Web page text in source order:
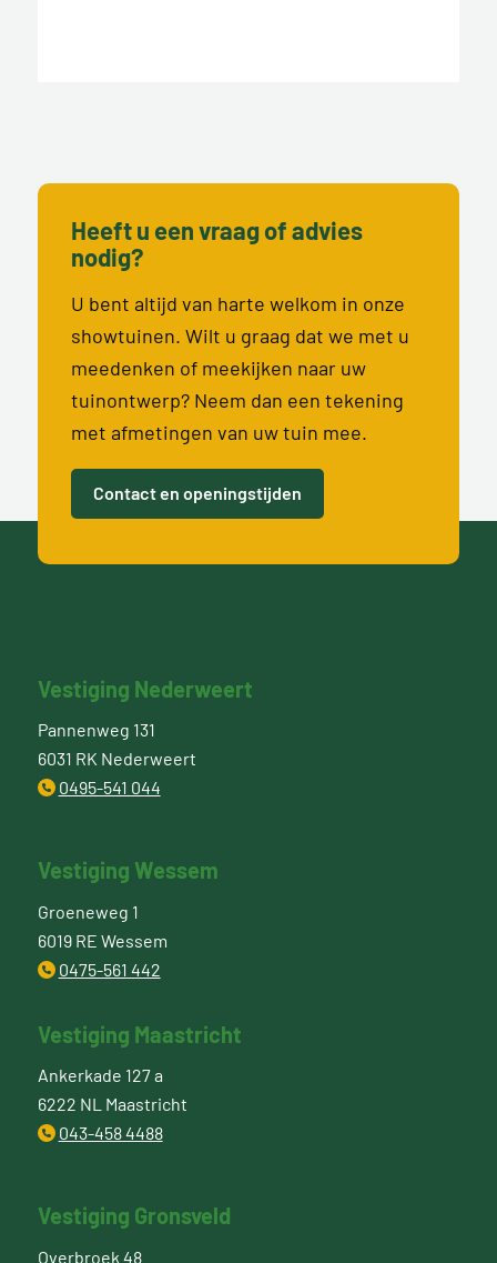
Heeft u een vraag of advies
nodig?
U bent altijd van harte welkom in onze
showtuinen. Wilt u graag dat we met u
meedenken of meekijken naar uw
tuinontwerp? Neem dan een tekening
met afmetingen van uw tuin mee.
Contact en openingstijden
Vestiging Nederweert
Pannenweg 131
6031 RK Nederweert
0495-541 044
Vestiging Wessem
Groeneweg 1
6019 RE Wessem
0475-561 442
Vestiging Maastricht
Ankerkade 127 a
6222 NL Maastricht
043-458 4488
Vestiging Gronsveld
Overbroek 48